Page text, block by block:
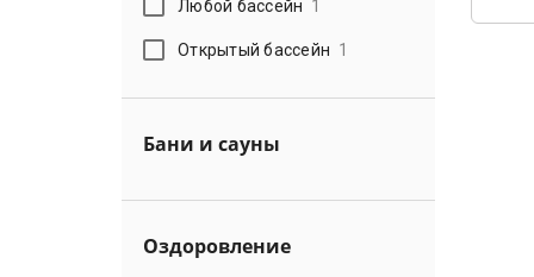
Любой бассейн 1
Открытый бассейн 1
Бани и сауны
Оздоровление